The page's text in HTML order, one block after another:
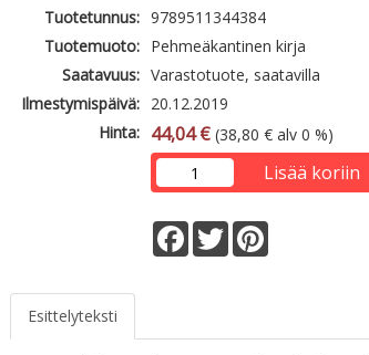
Tuotetunnus: 9789511344384
Tuotemuoto: Pehmeäkantinen kirja
Saatavuus: Varastotuote, saatavilla
Ilmestymispäivä: 20.12.2019
Hinta: 44,04 € (38,80 € alv 0 %)
Lisää koriin
Facebook
Twitter
Esittelyteksti